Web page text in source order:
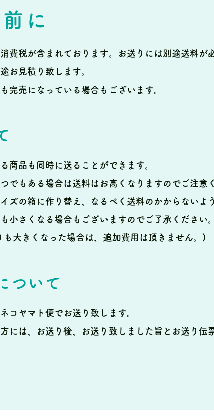
に
費税が含まれております。
お送りには別途送料が
お見積り致します。
完売になっている場合もございます。
商品も同時に送ることができます。
でもある場合は送料はお高くなりますのでご注意
ズの箱に作り替え、なるべく送料のかからないよ
小さくなる場合もございますのでご了承ください。
大きくなった場合は、追加費用は頂きません。)
ついて
コヤマト便でお送り致します。
には、お送り後、お送り致しました旨とお送り伝